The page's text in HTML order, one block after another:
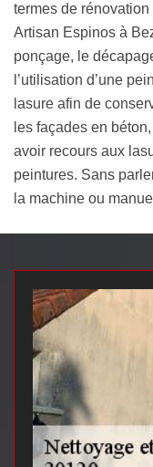
termes de
Artisan Espinos à
ponçage, le
l’utilisation d’une
lasure afin de
les façades en
avoir recours aux
peintures. Sans
la machine ou